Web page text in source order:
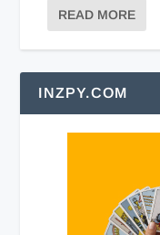
READ MORE
INZPY.COM